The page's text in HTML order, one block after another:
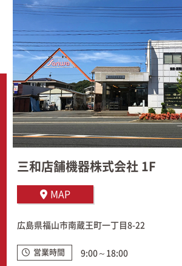
三和店舗機器株式会社 1F
MAP
広島県福山市南蔵王町一丁目8-22
営業時間 9:00～18:00